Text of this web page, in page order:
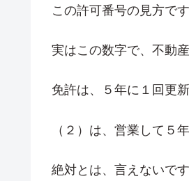
この許可番号の見方で
実はこの数字で、不動
免許は、５年に１回更
（２）は、営業して５
絶対とは、言えないで